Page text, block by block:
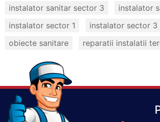
instalator sanitar sector 3
instalator
instalator sector 1
instalator sector 3
obiecte sanitare
reparatii instalatii